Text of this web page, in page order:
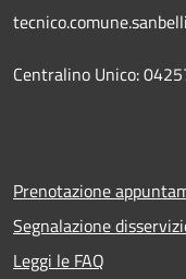
Centralino Unico:
Prenotazione
Segnalazione
Leggi le FAQ